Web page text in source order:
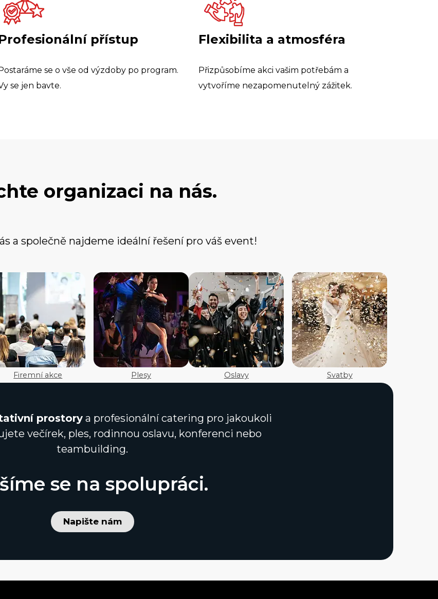
přístup
se o vše od výzdoby po program.
se jen bavte.
Flexibilita a atmosféra
Přizpůsobíme akci vašim potřebám a
vytvoříme nezapomenutelný zážitek.
organizaci na nás.
a společně najdeme ideální řešení pro váš event!
Firemní akce Plesy Oslavy Svatby
prostorya profesionální catering pro jakoukoli
večírek, ples, rodinnou oslavu, konferenci nebo
teambuilding.
se na spolupráci.
Napište nám